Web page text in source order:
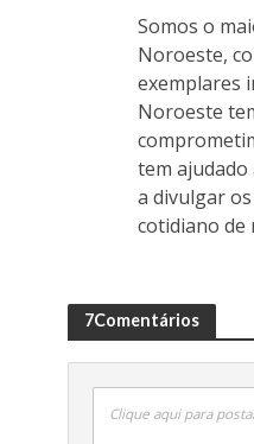
Somos o
Noroeste,
exemplares
Noroeste
tem ajudado
a divulgar
cotidiano de
7Comentários
Clique aqui para